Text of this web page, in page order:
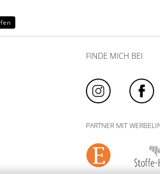
FINDE MICH BEI
PARTNER MIT